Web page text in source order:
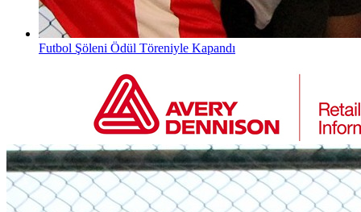
Futbol Şöleni Ödül Töreniyle Kapandı